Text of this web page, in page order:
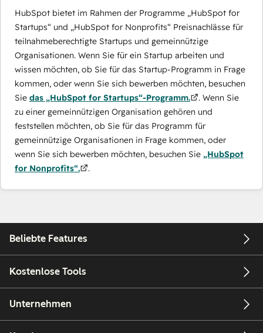
HubSpot bietet im Rahmen der Programme „HubSpot for
Startups“ und „HubSpot for Nonprofits“ Preisnachlässe für
teilnahmeberechtigte Startups und gemeinnützige
Organisationen. Wenn Sie für ein Startup arbeiten und
wissen möchten, ob Sie für das Startup-Programm in Frage
kommen, oder wenn Sie sich bewerben möchten, besuchen
Sie das „HubSpot for Startups“-Programm.
. Wenn Sie
zu einer gemeinnützigen Organisation gehören und
feststellen möchten, ob Sie für das Programm für
gemeinnützige Organisationen in Frage kommen, oder
wenn Sie sich bewerben möchten, besuchen Sie „HubSpot
for Nonprofits“.
.
Beliebte Features
Kostenlose Tools
Unternehmen